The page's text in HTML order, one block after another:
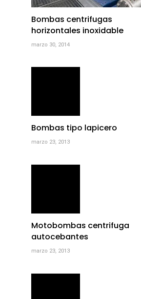
Bombas centrifugas
horizontales inoxidable
marzo 30, 2014
Bombas tipo lapicero
marzo 23, 2013
Motobombas centrifuga
autocebantes
marzo 23, 2013